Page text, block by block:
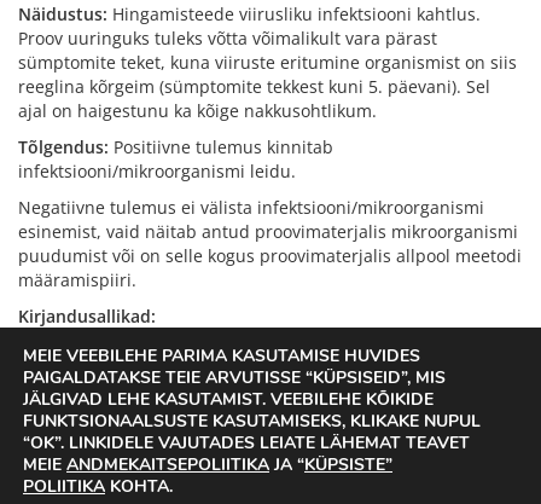
Näidustus: Hingamisteede viirusliku infektsiooni kahtlus.
Proov uuringuks tuleks võtta võimalikult vara pärast
sümptomite teket, kuna viiruste eritumine organismist on siis
reeglina kõrgeim (sümptomite tekkest kuni 5. päevani). Sel
ajal on haigestunu ka kõige nakkusohtlikum.
Tõlgendus: Positiivne tulemus kinnitab
infektsiooni/mikroorganismi leidu.
Negatiivne tulemus ei välista infektsiooni/mikroorganismi
esinemist, vaid näitab antud proovimaterjalis mikroorganismi
puudumist või on selle kogus proovimaterjalis allpool meetodi
määramispiiri.
Kirjandusallikad:
The common cold in adults: Diagnosis and clinical
features. In: UpToDate [Internet]. Waltham (MA):
Wolters Kluwer. [vaadatud 13.01.2026]. Saadaval:
https://www.uptodate.com
The common cold in children: Clinical features and
diagnosis. In: UpToDate [Internet]. Waltham (MA):
Wolters Kluwer. [vaadatud 13.01.2026]. Saadaval:
MEIE VEEBILEHE PARIMA KASUTAMISE HUVIDES
PAIGALDATAKSE TEIE ARVUTISSE “KÜPSISEID”, MIS
JÄLGIVAD LEHE KASUTAMIST. VEEBILEHE KÕIKIDE
FUNKTSIONAALSUSTE KASUTAMISEKS, KLIKAKE NUPUL
“OK”. LINKIDELE VAJUTADES LEIATE LÄHEMAT TEAVET
MEIE ANDMEKAITSEPOLIITIKA JA “KÜPSISTE”
POLIITIKA KOHTA.